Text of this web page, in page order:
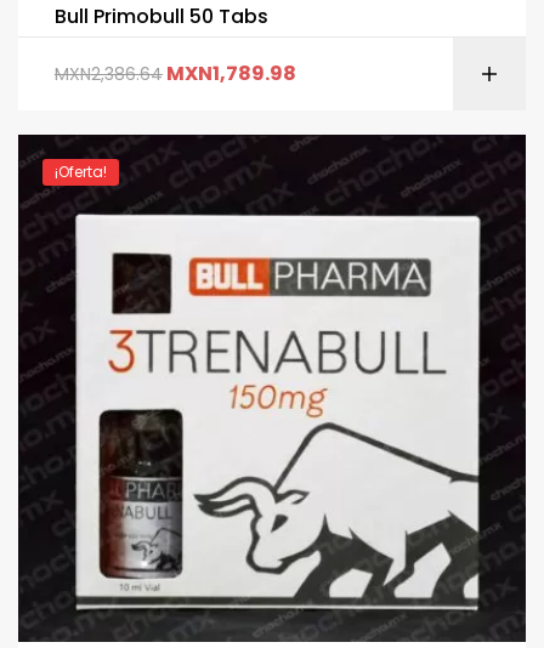
Bull Primobull 50 Tabs
MXN2,386.64 MXN1,789.98
¡Oferta!